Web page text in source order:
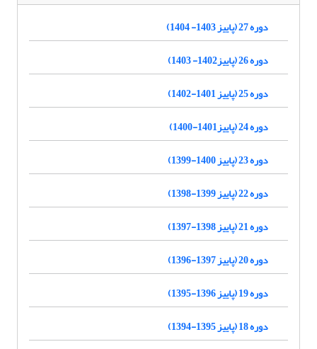
دوره 27 (پاییز 1403- 1404)
دوره 26 (پاییز1402- 1403)
دوره 25 (پاییز 1401-1402)
دوره 24 (پاییز1401-1400)
دوره 23 (پاییز 1400-1399)
دوره 22 (پاییز 1399-1398)
دوره 21 (پاییز 1398-1397)
دوره 20 (پاییز 1397-1396)
دوره 19 (پاییز 1396-1395)
دوره 18 (پاییز 1395-1394)